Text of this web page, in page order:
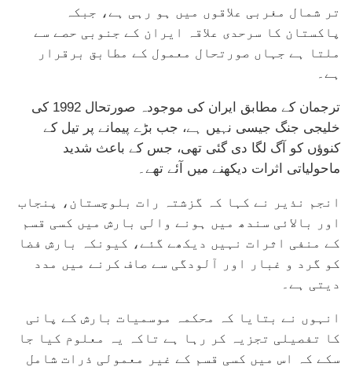
تر شمال مغربی علاقوں میں ہو رہی ہے، جبکہ
پاکستان کا سرحدی علاقہ ایران کے جنوبی حصے سے
ملتا ہے جہاں صورتحال معمول کے مطابق برقرار
ہے۔
ترجمان کے مطابق ایران کی موجودہ صورتحال 1992 کی
خلیجی جنگ جیسی نہیں ہے، جب بڑے پیمانے پر تیل کے
کنوؤں کو آگ لگا دی گئی تھی، جس کے باعث شدید
ماحولیاتی اثرات دیکھنے میں آئے تھے۔
انجم نذیر نے کہا کہ گزشتہ رات بلوچستان، پنجاب
اور بالائی سندھ میں ہونے والی بارش میں کسی قسم
کے منفی اثرات نہیں دیکھے گئے، کیونکہ بارش فضا
کو گرد و غبار اور آلودگی سے صاف کرنے میں مدد
دیتی ہے۔
انہوں نے بتایا کہ محکمہ موسمیات بارش کے پانی
کا تفصیلی تجزیہ کر رہا ہے تاکہ یہ معلوم کیا جا
سکے کہ اس میں کسی قسم کے غیر معمولی ذرات شامل